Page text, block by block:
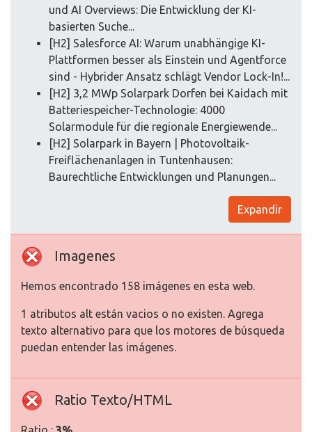
und AI Overviews: Die Entwicklung der KI-
basierten Suche...
[H2] Salesforce AI: Warum unabhängige KI-
Plattformen besser als Einstein und Agentforce
sind - Hybrider Ansatz schlägt Vendor Lock-In!...
[H2] 3,2 MWp Solarpark Dorfen bei Kaidach mit
Batteriespeicher-Technologie: 4000
Solarmodule für die regionale Energiewende...
[H2] Solarpark in Bayern | Photovoltaik-
Freiflächenanlagen in Tuntenhausen:
Baurechtliche Entwicklungen und Planungen...
Expandir
Imagenes
Hemos encontrado 158 imágenes en esta web.
1 atributos alt están vacios o no existen. Agrega
texto alternativo para que los motores de búsqueda
puedan entender las imágenes.
Ratio Texto/HTML